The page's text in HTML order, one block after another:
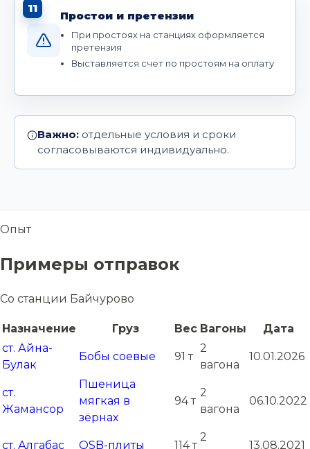
11
Простои и претензии
При простоях на станциях оформляется
претензия
Выставляется счет по простоям на оплату
Важно: отдельные условия и сроки
согласовываются индивидуально.
Опыт
Примеры отправок
Со станции Байчурово
Назначение Груз Вес Вагоны
Дата
ст. Айна-
Булак
Бобы соевые 91 т
2
вагона
10.01.2026
ст.
Жамансор
Пшеница
мягкая в
зёрнах
94 т
2
вагона
06.10.2022
ст. Алгабас OSB-плиты 114 т
2
13.08.2021